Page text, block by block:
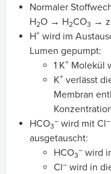
Normaler
H2O → H2CO3 →
H+ wird im
Lumen gepumpt:
1 K+ Molekül
K+ verlässt
Membran
HCO3
– wird mit Cl–
ausgetauscht:
HCO3
– wird
Cl– wird in